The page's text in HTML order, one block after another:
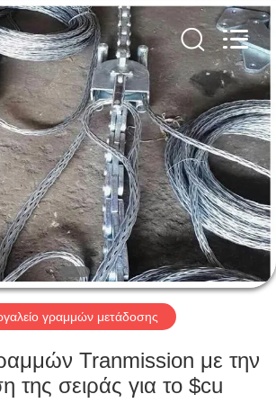
γραμμών μετάδοσης
Tranmission με την
της σειράς για το $cu